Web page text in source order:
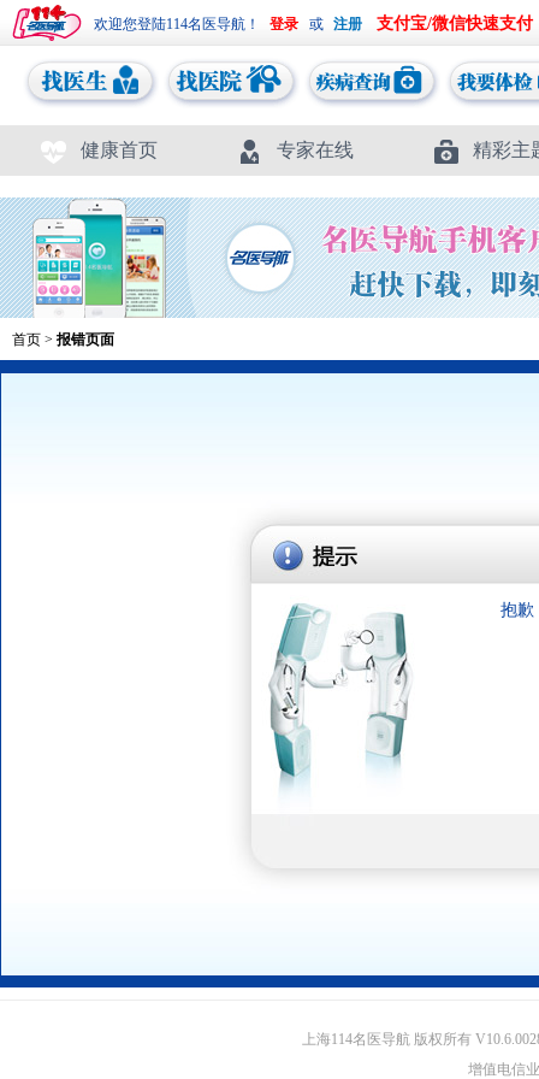
欢迎您登陆114名医导航！ 或 支付宝/微信快速支付
健康首页 专家在线 精彩主
首页 > 报错页面
抱歉
上海114名医导航 版权所有
增值电信